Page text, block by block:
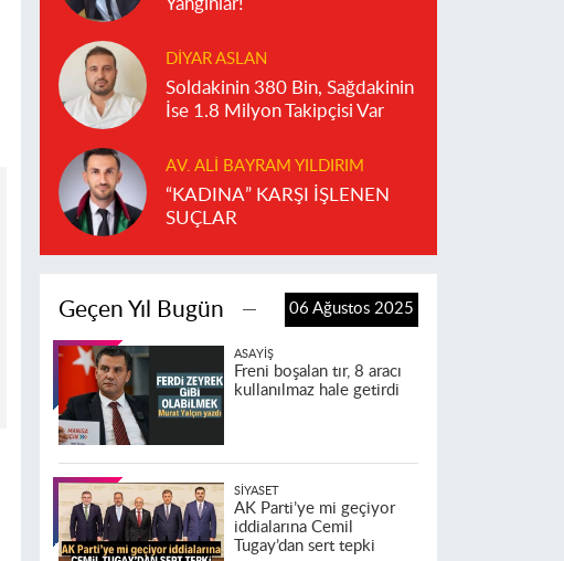
Yangınlar!
DIYAR ASLAN
Soldakinin 380 Bin, Sağdakinin
İse 1.8 Milyon Takipçisi Var
AV. ALI BAYRAM YILDIRIM
“KADINA” KARŞI İŞLENEN
SUÇLAR
Geçen Yıl Bugün 06 Ağustos 2025
ASAYIŞ
Freni boşalan tır, 8 aracı
kullanılmaz hale getirdi
SIYASET
AK Parti’ye mi geçiyor
iddialarına Cemil
Tugay’dan sert tepki